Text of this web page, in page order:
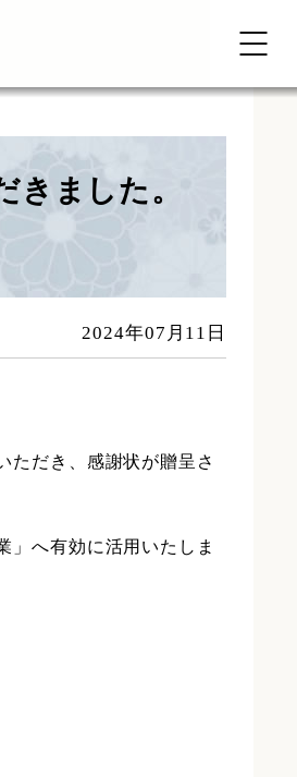
ました。
2024年07月11日
ただき、感謝状が贈呈さ
」へ有効に活用いたしま